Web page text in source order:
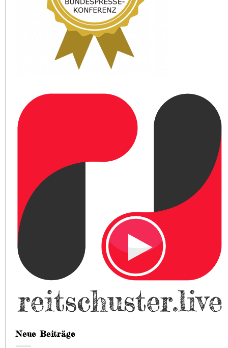
Neue Beiträge